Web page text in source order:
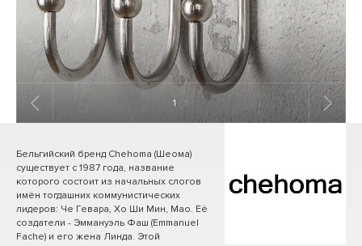
1/ 5
Бельгийский бренд Chehoma (Шеома)
существует с 1987 года, название
которого состоит из начальных слогов
имён тогдашних коммунистических
лидеров: Че Гевара, Хо Ши Мин, Мао. Её
создатели - Эммануэль Фаш (Emmanuel
Fache) и его жена Линда. Этой